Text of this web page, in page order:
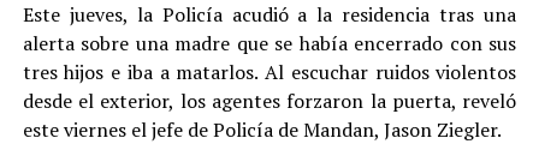
Este jueves, la Policía acudió a la residencia tras una
alerta sobre una madre que se había encerrado con sus
tres hijos e iba a matarlos. Al escuchar ruidos violentos
desde el exterior, los agentes forzaron la puerta, reveló
este viernes el jefe de Policía de Mandan, Jason Ziegler.